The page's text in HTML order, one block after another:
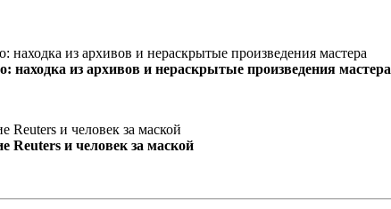
из архивов и нераскрытые произведения мастера
Reuters и человек за маской